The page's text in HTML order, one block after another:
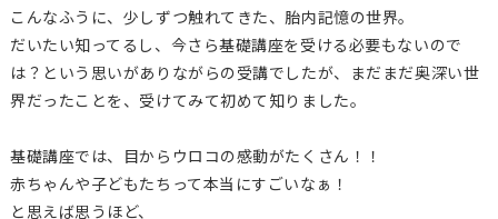
こんなふうに、少しずつ触れてきた、胎内記憶の世界。
だいたい知ってるし、今さら基礎講座を受ける必要もないので
は？という思いがありながらの受講でしたが、まだまだ奥深い世
界だったことを、受けてみて初めて知りました。
基礎講座では、目からウロコの感動がたくさん！！
赤ちゃんや子どもたちって本当にすごいなぁ！
と思えば思うほど、